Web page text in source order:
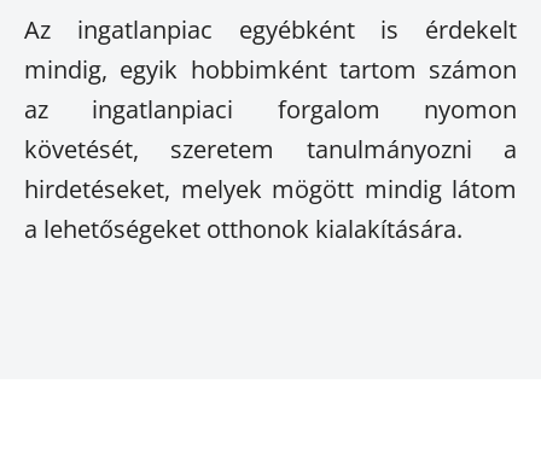
Az ingatlanpiac egyébként is érdekelt
mindig, egyik hobbimként tartom számon
az ingatlanpiaci forgalom nyomon
követését, szeretem tanulmányozni a
hirdetéseket, melyek mögött mindig látom
a lehetőségeket otthonok kialakítására.